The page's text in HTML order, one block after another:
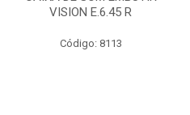
VISION E.6.45 R
Código: 8113